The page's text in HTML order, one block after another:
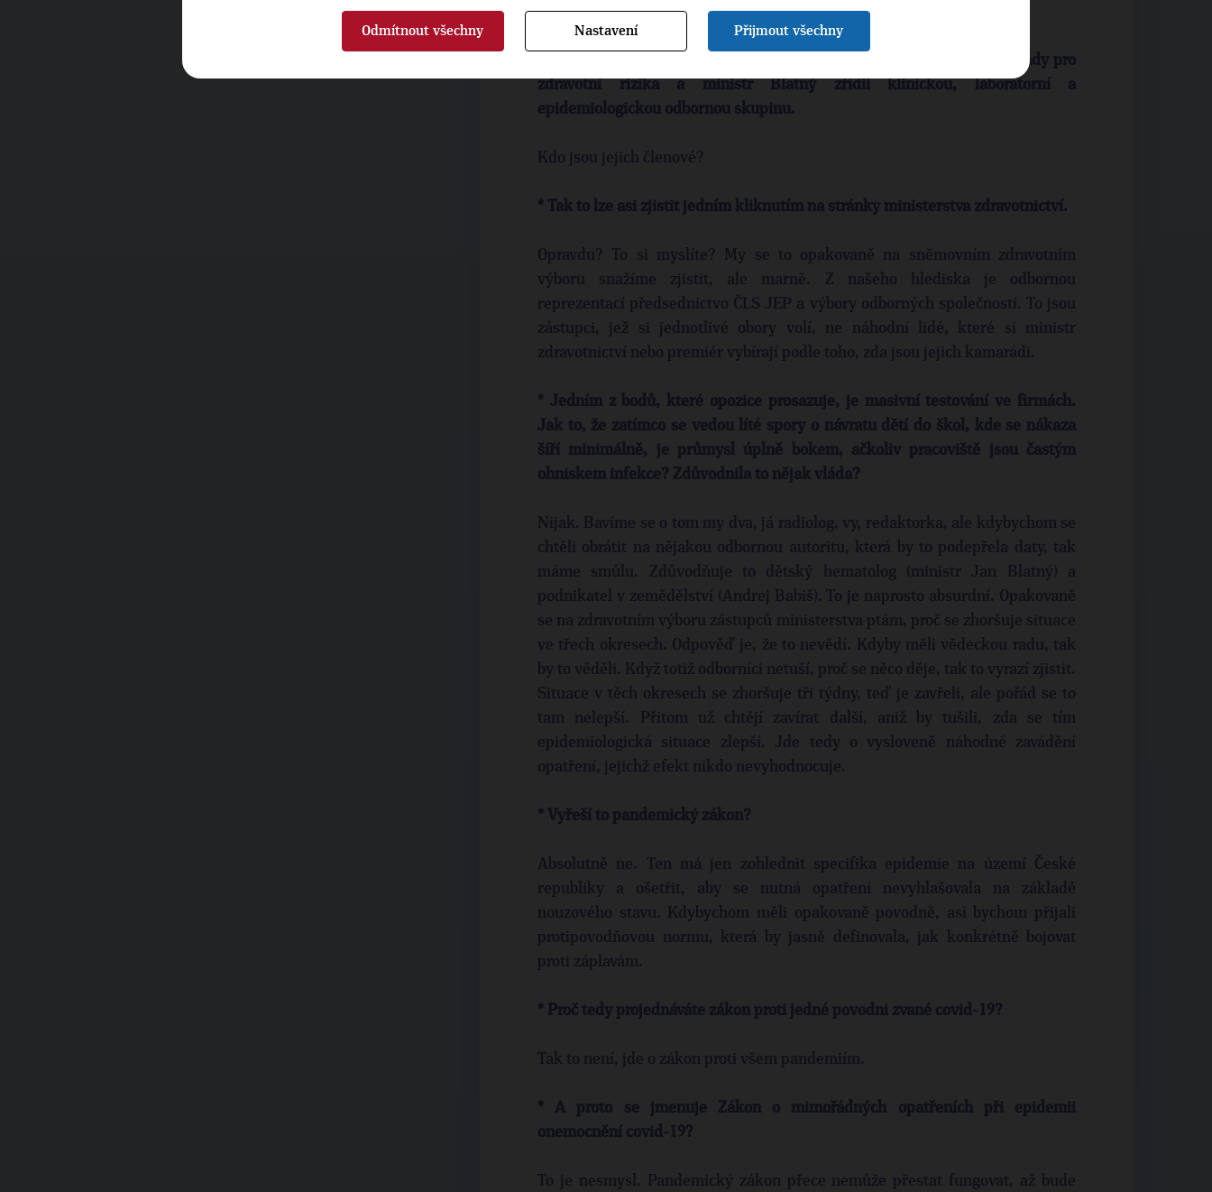
názory jako těmi jedinými správnými.
* Na to by premiér Babiš určitě namítl, že právě proto existuje Rada vlády pro
zdravotní rizika a ministr Blatný zřídil klinickou, laboratorní a
epidemiologickou odbornou skupinu.
Kdo jsou jejich členové?
* Tak to lze asi zjistit jedním kliknutím na stránky ministerstva zdravotnictví.
Opravdu? To si myslíte? My se to opakovaně na sněmovním zdravotním
výboru snažíme zjistit, ale marně. Z našeho hlediska je odbornou
reprezentací předsednictvo ČLS JEP a výbory odborných společností. To jsou
zástupci, jež si jednotlivé obory volí, ne náhodní lidé, které si ministr
zdravotnictví nebo premiér vybírají podle toho, zda jsou jejich kamarádi.
* Jedním z bodů, které opozice prosazuje, je masivní testování ve firmách.
Jak to, že zatímco se vedou líté spory o návratu dětí do škol, kde se nákaza
šíří minimálně, je průmysl úplně bokem, ačkoliv pracoviště jsou častým
ohniskem infekce? Zdůvodnila to nějak vláda?
Nijak. Bavíme se o tom my dva, já radiolog, vy, redaktorka, ale kdybychom se
chtěli obrátit na nějakou odbornou autoritu, která by to podepřela daty, tak
máme smůlu. Zdůvodňuje to dětský hematolog (ministr Jan Blatný) a
podnikatel v zemědělství (Andrej Babiš). To je naprosto absurdní. Opakovaně
se na zdravotním výboru zástupců ministerstva ptám, proč se zhoršuje situace
ve třech okresech. Odpověď je, že to nevědí. Kdyby měli vědeckou radu, tak
by to věděli. Když totiž odborníci netuší, proč se něco děje, tak to vyrazí zjistit.
Situace v těch okresech se zhoršuje tři týdny, teď je zavřeli, ale pořád se to
tam nelepší. Přitom už chtějí zavírat další, aniž by tušili, zda se tím
epidemiologická situace zlepší. Jde tedy o vysloveně náhodné zavádění
opatření, jejichž efekt nikdo nevyhodnocuje.
* Vyřeší to pandemický zákon?
Absolutně ne. Ten má jen zohlednit specifika epidemie na území České
republiky a ošetřit, aby se nutná opatření nevyhlašovala na základě
nouzového stavu. Kdybychom měli opakovaně povodně, asi bychom přijali
protipovodňovou normu, která by jasně definovala, jak konkrétně bojovat
proti záplavám.
* Proč tedy projednáváte zákon proti jedné povodni zvané covid-19?
Tak to není, jde o zákon proti všem pandemiím.
* A proto se jmenuje Zákon o mimořádných opatřeních při epidemii
onemocnění covid-19?
To je nesmysl. Pandemický zákon přece nemůže přestat fungovat, až bude
Odmítnout všechny Nastavení Přijmout všechny